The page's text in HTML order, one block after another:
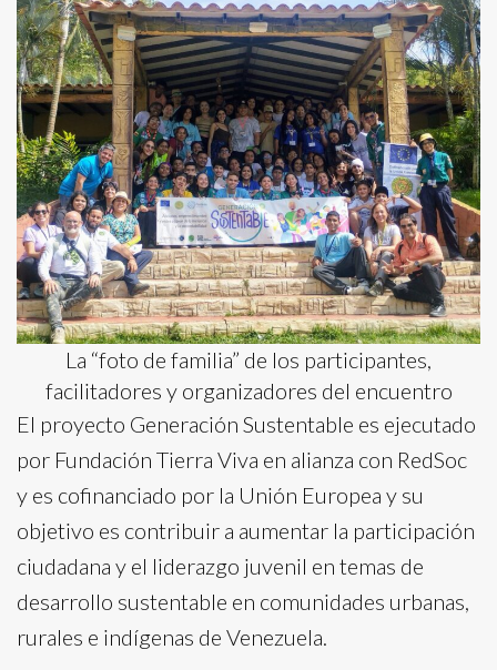
La “foto de familia” de los participantes,
facilitadores y organizadores del encuentro
El proyecto Generación Sustentable es ejecutado
por Fundación Tierra Viva en alianza con RedSoc
y es cofinanciado por la Unión Europea y su
objetivo es contribuir a aumentar la participación
ciudadana y el liderazgo juvenil en temas de
desarrollo sustentable en comunidades urbanas,
rurales e indígenas de Venezuela.